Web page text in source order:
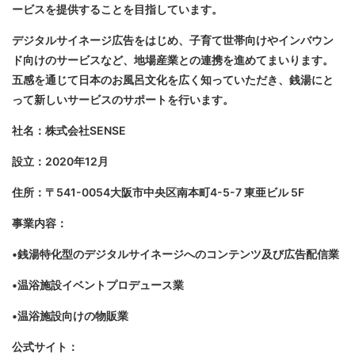
ービスを提供することを目指しています。
デジタルサイネージ広告をはじめ、子育て世帯向けやインバウン
ド向けのサービスなど、地場産業との連携を進めてまいります。
五感を通じて日本のお風呂文化を広く知っていただき、銭湯にと
って新しいサービスのサポートを行います。
社名：株式会社SENSE
設立：2020年12月
住所：〒541-0054大阪市中央区南本町4-5-7 東亜ビル 5F
事業内容：
•銭湯特化型のデジタルサイネージへのコンテンツ及び広告配信業
•温浴施設イベントプロデュース業
•温浴施設向けの物販業
公式サイト：